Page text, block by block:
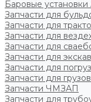
Баровые
Запчасти для
Запчасти для
Запчасти для
Запчасти для
Запчасти для
Запчасти для
Запчасти для
Запчасти ЧМЗАП
Запчасти для